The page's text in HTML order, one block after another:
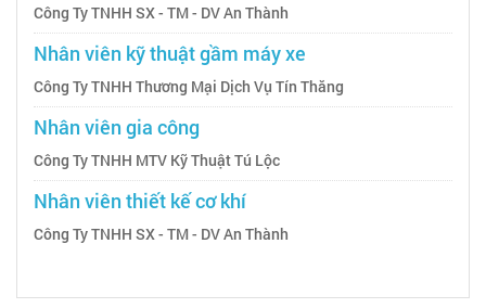
Công Ty TNHH SX - TM - DV An Thành
Nhân viên kỹ thuật gầm máy xe
Công Ty TNHH Thương Mại Dịch Vụ Tín Thăng
Nhân viên gia công
Công Ty TNHH MTV Kỹ Thuật Tú Lộc
Nhân viên thiết kế cơ khí
Công Ty TNHH SX - TM - DV An Thành